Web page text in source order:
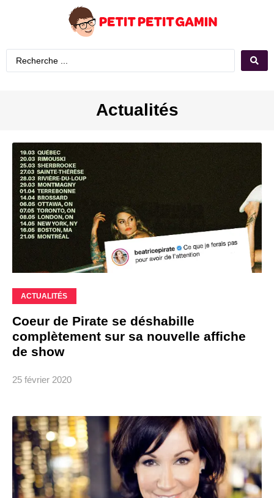
Actualités
ACTUALITÉS
Coeur de Pirate se déshabille
complètement sur sa nouvelle affiche
de show
25 février 2020